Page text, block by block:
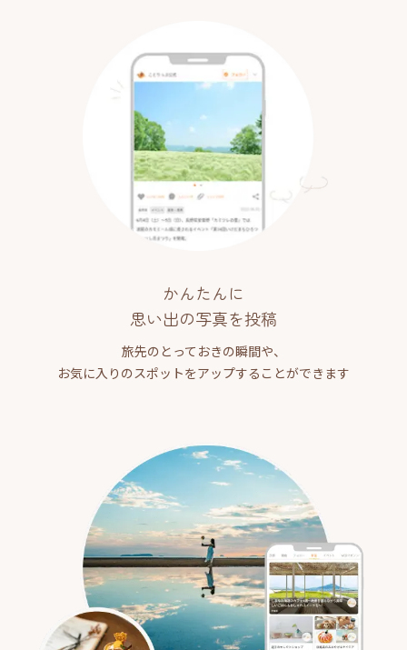
かんたんに
思い出の写真を投稿
旅先のとっておきの瞬間や、
お気に入りのスポットをアップすることができます